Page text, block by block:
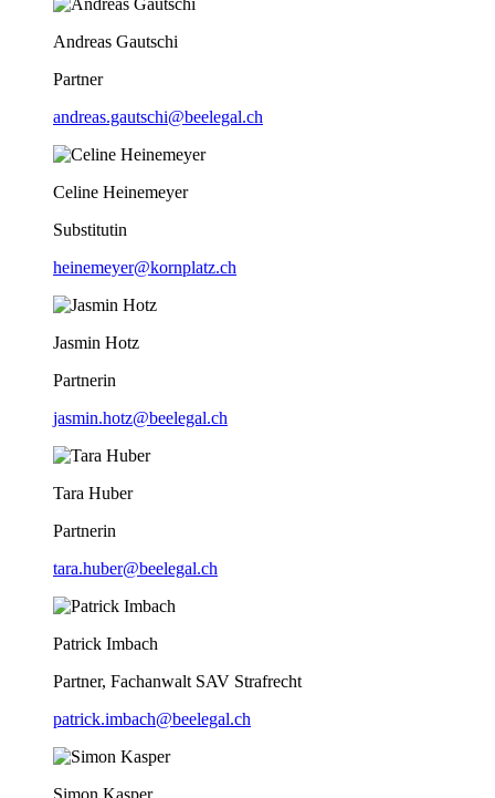
Andreas Gautschi
Partner
andreas.gautschi@beelegal.ch
Celine Heinemeyer
Substitutin
heinemeyer@kornplatz.ch
Jasmin Hotz
Partnerin
jasmin.hotz@beelegal.ch
Tara Huber
Partnerin
tara.huber@beelegal.ch
Patrick Imbach
Partner, Fachanwalt SAV Strafrecht
patrick.imbach@beelegal.ch
Simon Kasper